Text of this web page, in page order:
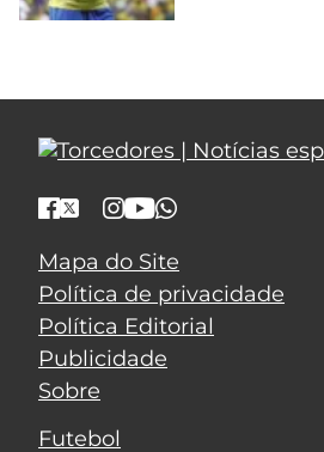
Mapa do Site
Política de privacidade
Política Editorial
Publicidade
Sobre
Futebol